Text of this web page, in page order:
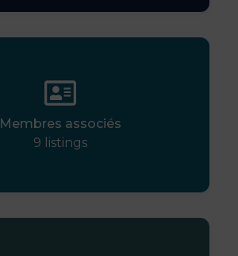
Membres associés
9 listings